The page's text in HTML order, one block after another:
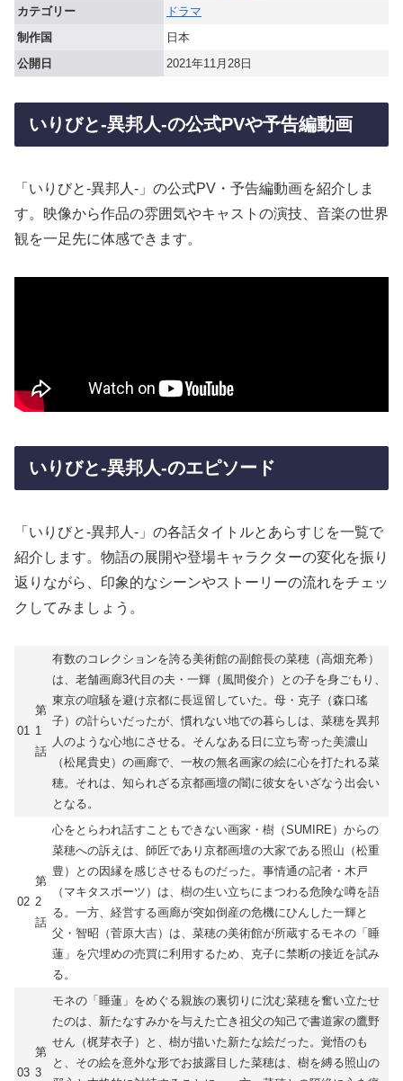
カテゴリー
ドラマ
制作国
日本
公開日
2021年11月28日
いりびと-異邦人-の公式PVや予告編動画
「いりびと-異邦人-」の公式PV・予告編動画を紹介しま
す。映像から作品の雰囲気やキャストの演技、音楽の世界
観を一足先に体感できます。
いりびと-異邦人-のエピソード
「いりびと-異邦人-」の各話タイトルとあらすじを一覧で
紹介します。物語の展開や登場キャラクターの変化を振り
返りながら、印象的なシーンやストーリーの流れをチェッ
クしてみましょう。
01
第
1
話
有数のコレクションを誇る美術館の副館長の菜穂（高畑充希）
は、老舗画廊3代目の夫・一輝（風間俊介）との子を身ごもり、
東京の喧騒を避け京都に長逗留していた。母・克子（森口瑤
子）の計らいだったが、慣れない地での暮らしは、菜穂を異邦
人のような心地にさせる。そんなある日に立ち寄った美濃山
（松尾貴史）の画廊で、一枚の無名画家の絵に心を打たれる菜
穂。それは、知られざる京都画壇の闇に彼女をいざなう出会い
となる。
02
第
2
話
心をとらわれ話すこともできない画家・樹（SUMIRE）からの
菜穂への訴えは、師匠であり京都画壇の大家である照山（松重
豊）との因縁を感じさせるものだった。事情通の記者・木戸
（マキタスポーツ）は、樹の生い立ちにまつわる危険な噂を語
る。一方、経営する画廊が突如倒産の危機にひんした一輝と
父・智昭（菅原大吉）は、菜穂の美術館が所蔵するモネの「睡
蓮」を穴埋めの売買に利用するため、克子に禁断の接近を試み
る。
03
第
3
モネの「睡蓮」をめぐる親族の裏切りに沈む菜穂を奮い立たせ
たのは、新たなすみかを与えた亡き祖父の知己で書道家の鷹野
せん（梶芽衣子）と、樹が描いた新たな絵だった。覚悟のも
と、その絵を意外な形でお披露目した菜穂は、樹を縛る照山の